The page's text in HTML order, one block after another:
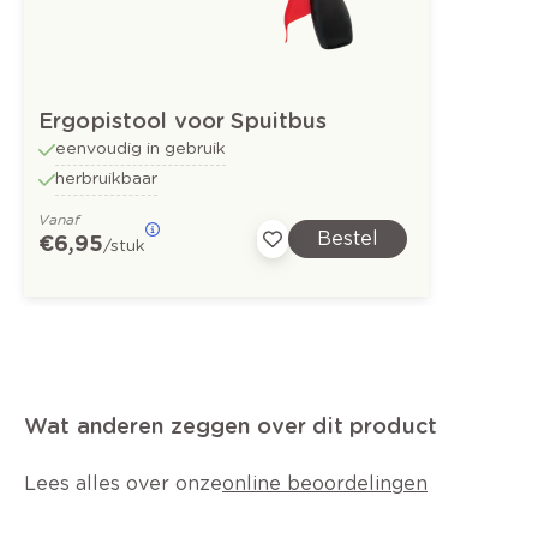
Ergopistool voor Spuitbus
eenvoudig in gebruik
herbruikbaar
Vanaf
€ 6,95/stuk Bestel
Wat anderen zeggen over dit product
Lees alles over onzeonline beoordelingen